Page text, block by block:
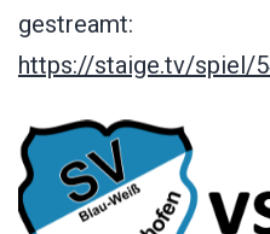
gestreamt:
https://staige.tv/spiel/